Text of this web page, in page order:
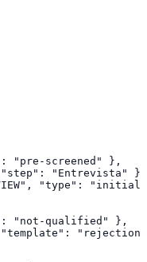
"pre-screened" },
"Entrevista" },
"type":
"not-qualified" },